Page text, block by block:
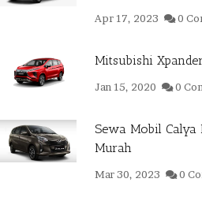
Apr 17, 2023 0
Mitsubishi
Jan 15, 2020 0
Sewa Mobil Calya
Murah
Mar 30, 2023 0